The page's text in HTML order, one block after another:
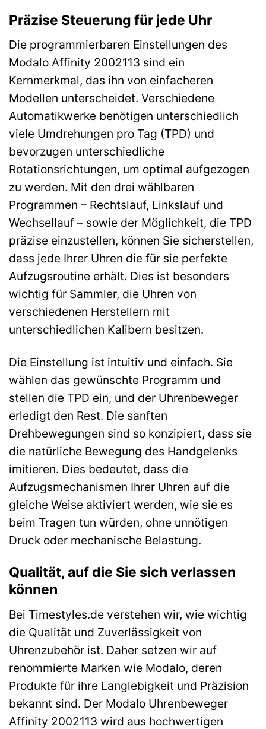
Präzise Steuerung für jede Uhr
Die programmierbaren Einstellungen des
Modalo Affinity 2002113 sind ein
Kernmerkmal, das ihn von einfacheren
Modellen unterscheidet. Verschiedene
Automatikwerke benötigen unterschiedlich
viele Umdrehungen pro Tag (TPD) und
bevorzugen unterschiedliche
Rotationsrichtungen, um optimal aufgezogen
zu werden. Mit den drei wählbaren
Programmen – Rechtslauf, Linkslauf und
Wechsellauf – sowie der Möglichkeit, die TPD
präzise einzustellen, können Sie sicherstellen,
dass jede Ihrer Uhren die für sie perfekte
Aufzugsroutine erhält. Dies ist besonders
wichtig für Sammler, die Uhren von
verschiedenen Herstellern mit
unterschiedlichen Kalibern besitzen.
Die Einstellung ist intuitiv und einfach. Sie
wählen das gewünschte Programm und
stellen die TPD ein, und der Uhrenbeweger
erledigt den Rest. Die sanften
Drehbewegungen sind so konzipiert, dass sie
die natürliche Bewegung des Handgelenks
imitieren. Dies bedeutet, dass die
Aufzugsmechanismen Ihrer Uhren auf die
gleiche Weise aktiviert werden, wie sie es
beim Tragen tun würden, ohne unnötigen
Druck oder mechanische Belastung.
Qualität, auf die Sie sich verlassen
können
Bei Timestyles.de verstehen wir, wie wichtig
die Qualität und Zuverlässigkeit von
Uhrenzubehör ist. Daher setzen wir auf
renommierte Marken wie Modalo, deren
Produkte für ihre Langlebigkeit und Präzision
bekannt sind. Der Modalo Uhrenbeweger
Affinity 2002113 wird aus hochwertigen